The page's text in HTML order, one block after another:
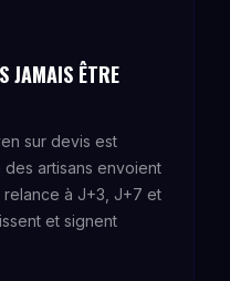
JAMAIS ÊTRE
sur devis est
des artisans envoient
relance à J+3, J+7 et
et signent